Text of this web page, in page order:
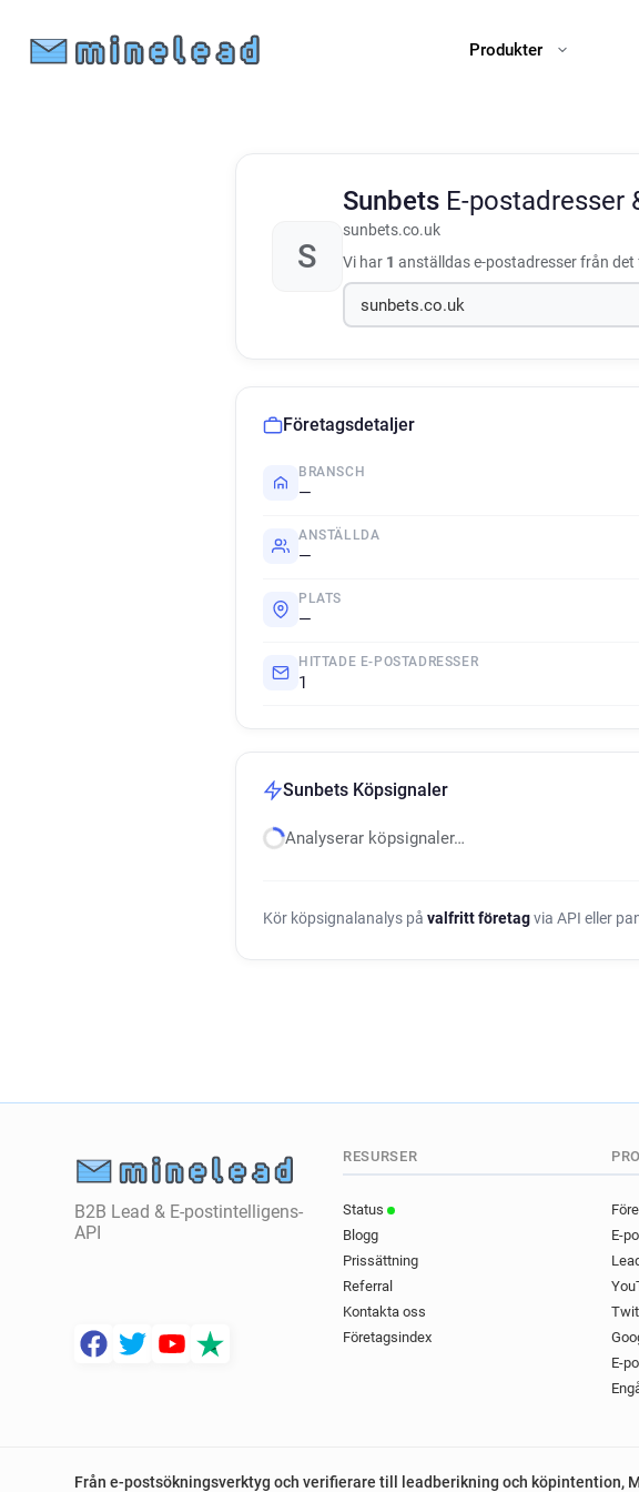
Produkter
S
Sunbets E-postadresser
sunbets.co.uk
Vi har 1 anställdas e-postadresser från det
Företagsdetaljer
BRANSCH
—
ANSTÄLLDA
—
PLATS
—
HITTADE E-POSTADRESSER
1
Sunbets Köpsignaler
Analyserar köpsignaler…
Kör köpsignalanalys på valfritt företagvia API eller
B2B Lead & E-postintelligens-
API
RESURSER
Status
Blogg
Prissättning
Referral
Kontakta oss
Företagsindex
E-
E-
Från e-postsökningsverktyg och verifierare till leadberikning och köpintention,